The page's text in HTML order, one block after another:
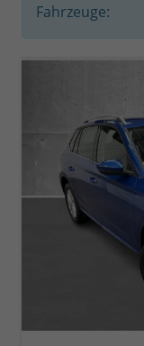
Fahrzeuge: